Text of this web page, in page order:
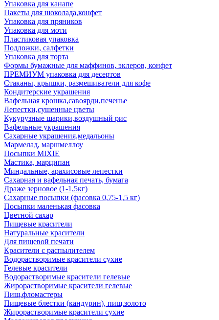
Упаковка для канапе
Пакеты для шоколада,конфет
Упаковка для пряников
Упаковка для моти
Пластиковая упаковка
Подложки, салфетки
Упаковка для торта
Формы бумажные для маффинов, эклеров, конфет
ПРЕМИУМ упаковка для десертов
Стаканы, крышки, размешиватели для кофе
Кондитерские украшения
Вафельная крошка,савоярди,печенье
Лепестки,сушенные цветы
Кукурузные шарики,воздушный рис
Вафельные украшения
Сахарные украшения,медальоны
Мармелад, маршмеллоу
Посыпки MIXIE
Мастика, марципан
Миндальные, арахисовые лепестки
Сахарная и вафельная печать, бумага
Драже зерновое (1-1,5кг)
Сахарные посыпки (фасовка 0,75-1,5 кг)
Посыпки маленькая фасовка
Цветной сахар
Пищевые красители
Натуральные красители
Для пищевой печати
Красители с распылителем
Водорастворимые красители сухие
Гелевые красители
Водорастворимые красители гелевые
Жирорастворимые красители гелевые
Пищ.фломастеры
Пищевые блестки (кандурин), пищ.золото
Жирорастворимые красители сухие